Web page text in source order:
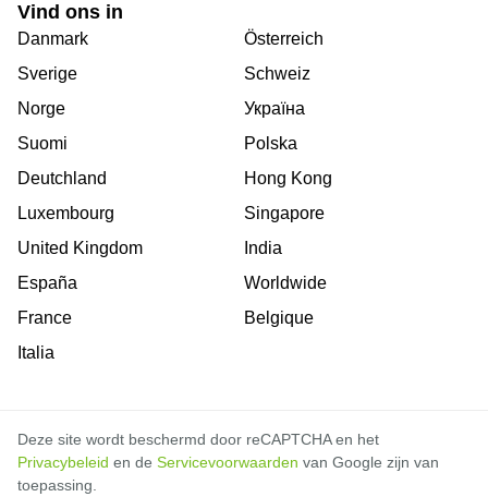
Vind ons in
Danmark
Sverige
Norge
Suomi
Deutchland
Luxembourg
United Kingdom
España
France
Italia
Österreich
Schweiz
Україна
Polska
Hong Kong
Singapore
India
Worldwide
Belgique
Deze site wordt beschermd door reCAPTCHA en het
Privacybeleid en de Servicevoorwaarden van Google zijn van
toepassing.